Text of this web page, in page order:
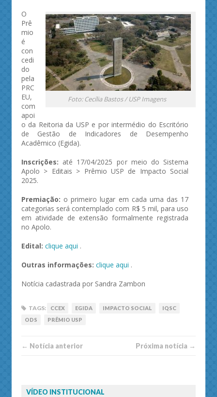
Foto: Cecília Bastos / USP Imagens
O
Prê
mio
é
con
cedi
do
pela
PRC
EU,
com
apoi
o da Reitoria da USP e por intermédio do Escritório
de Gestão de Indicadores de Desempenho
Acadêmico (Egida).
Inscrições: até 17/04/2025 por meio do Sistema
Apolo > Editais > Prêmio USP de Impacto Social
2025.
Premiação: o primeiro lugar em cada uma das 17
categorias será contemplado com R$ 5 mil, para uso
em atividade de extensão formalmente registrada
no Apolo.
Edital: clique aqui .
Outras informações: clique aqui .
Notícia cadastrada por Sandra Zambon
TAGS: CCEX EGIDA IMPACTO SOCIAL
IQSC
ODS
PRÊMIO USP
← Notí­cia anterior Próxima notí­­cia →
VÍDEO INSTITUCIONAL